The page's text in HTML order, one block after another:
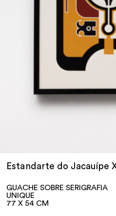
Estandarte do Jacauípe
GUACHE SOBRE SERIGRAFIA
UNIQUE
77 X 54 CM